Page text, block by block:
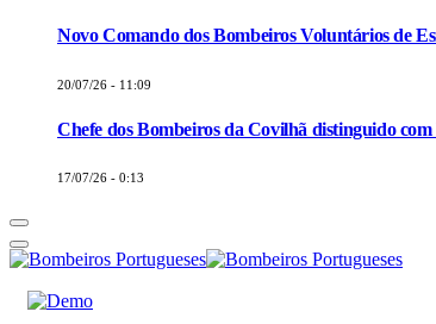
Novo Comando dos Bombeiros Voluntários de
20/07/26 - 11:09
Chefe dos Bombeiros da Covilhã distinguido
17/07/26 - 0:13